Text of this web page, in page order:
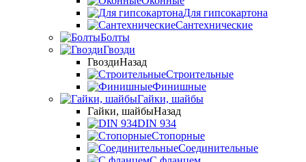
Для гипсокартона
Сантехнические
Болты
Гвозди
ГвоздиНазад
Cтроительные
Финишные
Гайки, шайбы
Гайки, шайбыНазад
DIN 934
Стопорные
Соединительные